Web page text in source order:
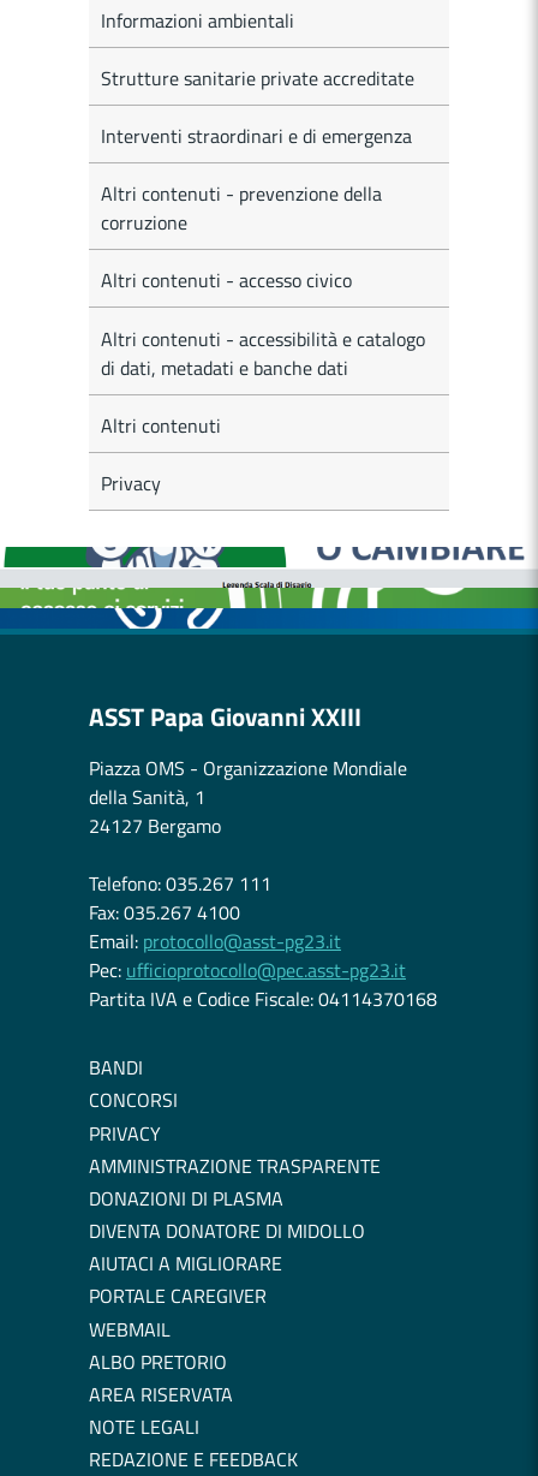
Informazioni ambientali
Strutture sanitarie private accreditate
Interventi straordinari e di emergenza
Altri contenuti - prevenzione della
corruzione
Altri contenuti - accesso civico
Altri contenuti - accessibilità e catalogo
di dati, metadati e banche dati
Altri contenuti
Privacy
MEDICI E PEDIATRI DI FAMIGLIA
BOLLETTINI DISAGIO DA CALORE
CASE DI COMUNITÀ
OSPEDALE DI COMUNITÀ
ASST Papa Giovanni XXIII
Piazza OMS - Organizzazione Mondiale
della Sanità, 1
24127 Bergamo
Telefono: 035.267 111
Fax: 035.267 4100
Email: protocollo@asst-pg23.it
Pec: ufficioprotocollo@pec.asst-pg23.it
Partita IVA e Codice Fiscale: 04114370168
BANDI
CONCORSI
PRIVACY
AMMINISTRAZIONE TRASPARENTE
DONAZIONI DI PLASMA
DIVENTA DONATORE DI MIDOLLO
AIUTACI A MIGLIORARE
PORTALE CAREGIVER
WEBMAIL
ALBO PRETORIO
AREA RISERVATA
NOTE LEGALI
REDAZIONE E FEEDBACK